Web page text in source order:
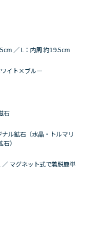
／ L：内周 約19.5cm
イト×ブルー
石
ナル鉱石（水晶・トルマリ
）
マグネット式で着脱簡単